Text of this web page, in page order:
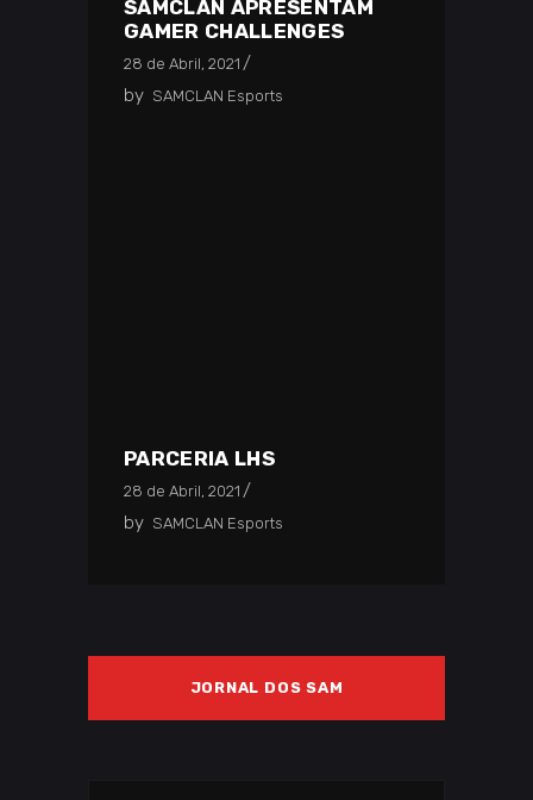
SAMCLAN APRESENTAM
GAMER CHALLENGES
28 de Abril, 2021
by SAMCLAN Esports
PARCERIA LHS
28 de Abril, 2021
by SAMCLAN Esports
JORNAL DOS SAM